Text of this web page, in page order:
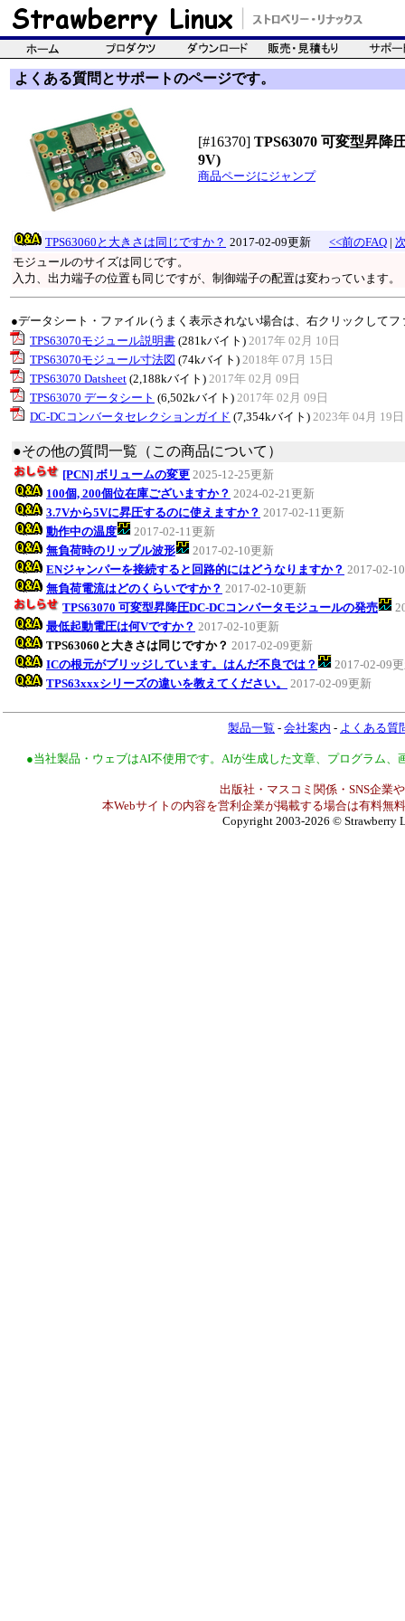
よくある質問とサポートのページです。
[#16370] TPS63070 可変型昇降
9V)
商品ページにジャンプ
TPS63060と大きさは同じですか？ 2017-02-09更新 <<前のFAQ |
モジュールのサイズは同じです。
入力、出力端子の位置も同じですが、制御端子の配置は変わっています。
●データシート・ファイル (うまく表示されない場合は、右クリックして
TPS63070モジュール説明書 (281kバイト) 2017年 02月 10日
TPS63070モジュール寸法図 (74kバイト) 2018年 07月 15日
TPS63070 Datsheet (2,188kバイト) 2017年 02月 09日
TPS63070 データシート (6,502kバイト) 2017年 02月 09日
DC-DCコンバータセレクションガイド (7,354kバイト) 2023年 04月 19日
●その他の質問一覧（この商品について）
[PCN] ボリュームの変更 2025-12-25更新
100個, 200個位在庫ございますか？ 2024-02-21更新
3.7Vから5Vに昇圧するのに使えますか？ 2017-02-11更新
動作中の温度
2017-02-11更新
無負荷時のリップル波形
2017-02-10更新
ENジャンパーを接続すると回路的にはどうなりますか？ 2017-02-
無負荷電流はどのくらいですか？ 2017-02-10更新
TPS63070 可変型昇降圧DC-DCコンバータモジュールの発売
最低起動電圧は何Vですか？ 2017-02-10更新
TPS63060と大きさは同じですか？ 2017-02-09更新
ICの根元がブリッジしています。はんだ不良では？
2017-02-09
TPS63xxxシリーズの違いを教えてください。
2017-02-09更新
製品一覧 - 会社案内 - よくある質
●当社製品・ウェブはAI不使用です。AIが生成した文章、プログラム
出版社・マスコミ関係・SNS企業
本Webサイトの内容を営利企業が掲載する場合は有料無
Copyright 2003-2026 © Strawberry